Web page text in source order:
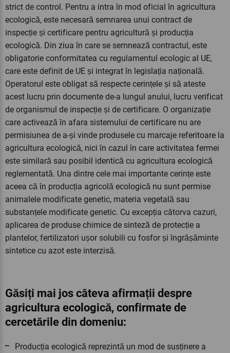
strict de control. Pentru a intra în mod oficial în agricultura
ecologică, este necesară semnarea unui contract de
inspecție și certificare pentru agricultură și producția
ecologică. Din ziua în care se semnează contractul, este
obligatorie conformitatea cu regulamentul ecologic al UE,
care este definit de UE și integrat în legislația națională.
Operatorul este obligat să respecte cerințele și să ateste
acest lucru prin documente de-a lungul anului, lucru verificat
de organismul de inspecție și de certificare. O organizație
care activează în afara sistemului de certificare nu are
permisiunea de a-și vinde produsele cu marcaje referitoare la
agricultura ecologică, nici în cazul în care activitatea fermei
este similară sau posibil identică cu agricultura ecologică
reglementată. Una dintre cele mai importante cerințe este
aceea că în producția agricolă ecologică nu sunt permise
animalele modificate genetic, materia vegetală sau
substanțele modificate genetic. Cu excepția câtorva cazuri,
aplicarea de produse chimice de sinteză de protecție a
plantelor, fertilizatori ușor solubili cu fosfor și îngrășăminte
sintetice cu azot este interzisă.
Găsiți mai jos câteva afirmații despre
agricultura ecologică, confirmate de
cercetările din domeniu:
Producția ecologică reprezintă un mod de susținere a